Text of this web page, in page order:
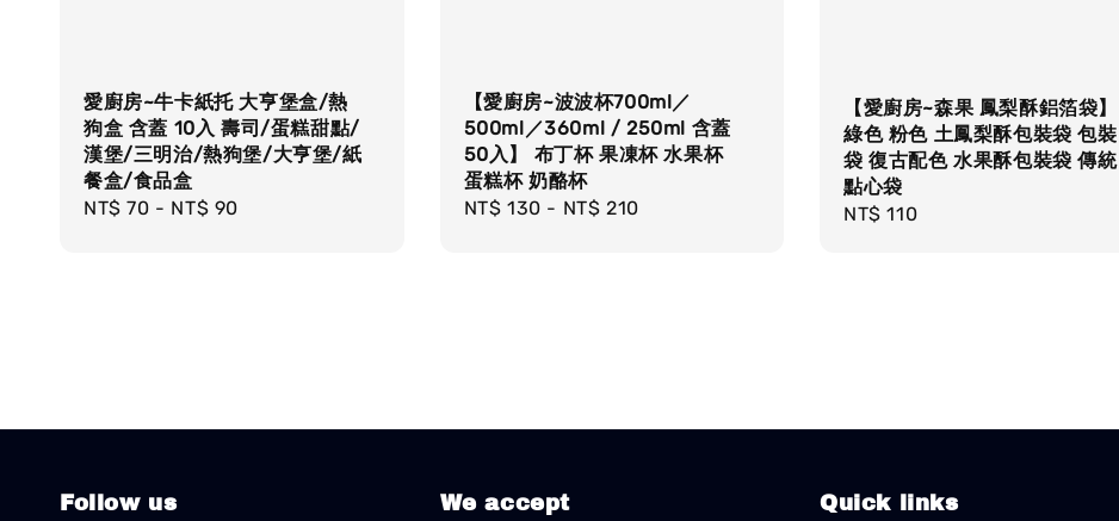
愛廚房~牛卡紙托 大亨堡盒/熱
狗盒 含蓋 10入 壽司/蛋糕甜點/
漢堡/三明治/熱狗堡/大亨堡/紙
餐盒/食品盒
Regular
NT$ 70 - NT$ 90
【愛廚房~波波杯700ml／
500ml／360ml / 250ml 含蓋
50入】 布丁杯 果凍杯 水果杯
蛋糕杯 奶酪杯
Regular
NT$ 130 - NT$ 210
【愛廚房~森果 鳳梨酥鋁箔袋】
綠色 粉色 土鳳梨酥包裝袋 包裝
袋 復古配色 水果酥包裝袋 傳統
點心袋
Regular
NT$ 110
Follow us We accept Quick links